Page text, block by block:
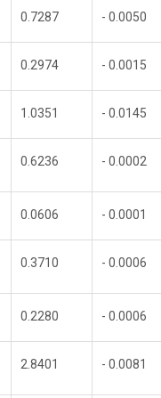
0.7287 - 0.0050
0.2974 - 0.0015
1.0351 - 0.0145
0.6236 - 0.0002
0.0606 - 0.0001
0.3710 - 0.0006
0.2280 - 0.0006
2.8401 - 0.0081